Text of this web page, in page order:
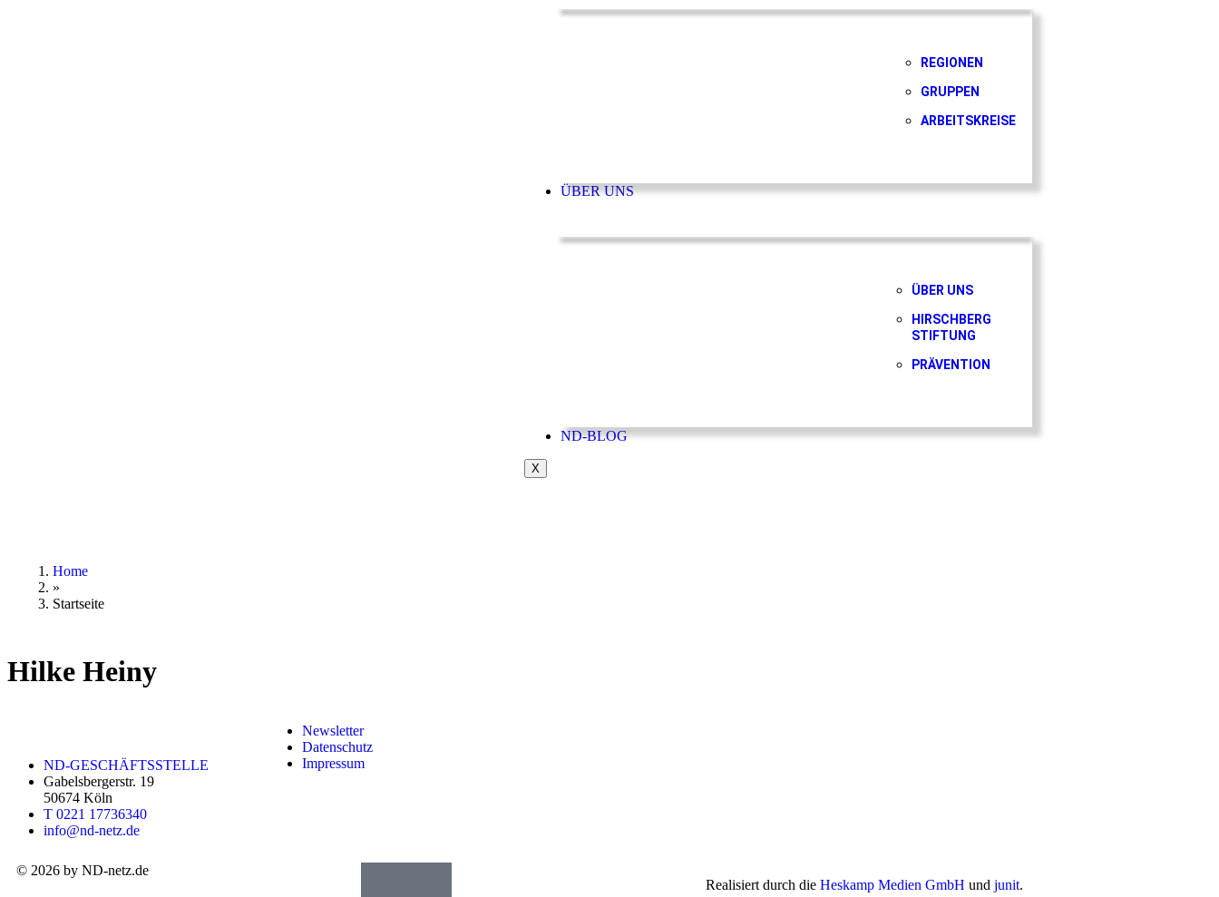
REGIONEN
GRUPPEN
ARBEITSKREISE
ÜBER UNS
ÜBER UNS
HIRSCHBERG
STIFTUNG
PRÄVENTION
ND-BLOG
X
Home
»
Startseite
Hilke Heiny
ND-GESCHÄFTSSTELLE
Gabelsbergerstr. 19
50674 Köln
T 0221 17736340
info@nd-netz.de
Newsletter
Datenschutz
Impressum
© 2026 by ND-netz.de
Realisiert durch die Heskamp Medien GmbH und junit.